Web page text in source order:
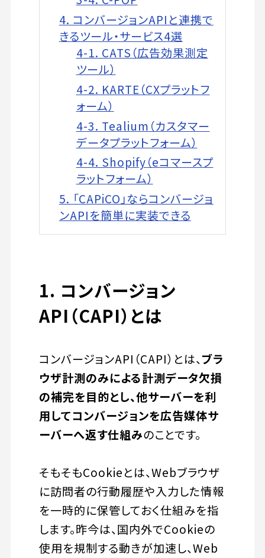
4. コンバージョンAPIと連携で
きるツール・サービス4選
4-1. CATS（広告効果測定
ツール）
4-2. KARTE（CXプラットフ
ォーム）
4-3. Tealium（カスタマー
データプラットフォーム）
4-4. Shopify（eコマースプ
ラットフォーム）
5. 「CAPiCO」ならコンバージョ
ンAPIを簡単に実装できる
1. コンバージョン
API（CAPI）とは
コンバージョンAPI（CAPI）とは、ブラ
ウザ計測のみによる計測データ欠損
の補完を目的とし、他サーバーを利
用してコンバージョンを広告媒体サ
ーバーへ返す仕組みのことです。
そもそもCookieとは、Webブラウザ
に訪問者の行動履歴や入力した情報
を一時的に保管しておく仕組みを指
します。昨今は、国内外でCookieの
使用を規制する動きが加速し、Web